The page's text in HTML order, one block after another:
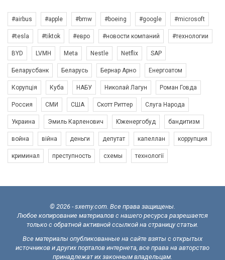
#airbus #apple #bmw #boeing #google #microsoft
#tesla #tiktok #евро #новости компаний #технологии
BYD LVMH Meta Nestle Netflix SAP
Беларусбанк Беларусь Бернар Арно Енергоатом
Корупція Куба НАБУ Николай Лагун Роман Говда
Россия СМИ США Скотт Риттер Слуга Народа
Украина Эмиль Карленович Юженергобуд бандитизм
война війна деньги депутат капеллан коррупция
криминал преступность схемы технології
© 2026 - sxemy.com. Все права защищены.
Любое копирование материалов с нашего ресурса разрешается
только с обратной активной ссылкой на страницу статьи.
Все материалы опубликованные на сайте взяты с открытых
источников и других порталов интернета, все права на авторство
принадлежат их законным владельцам.